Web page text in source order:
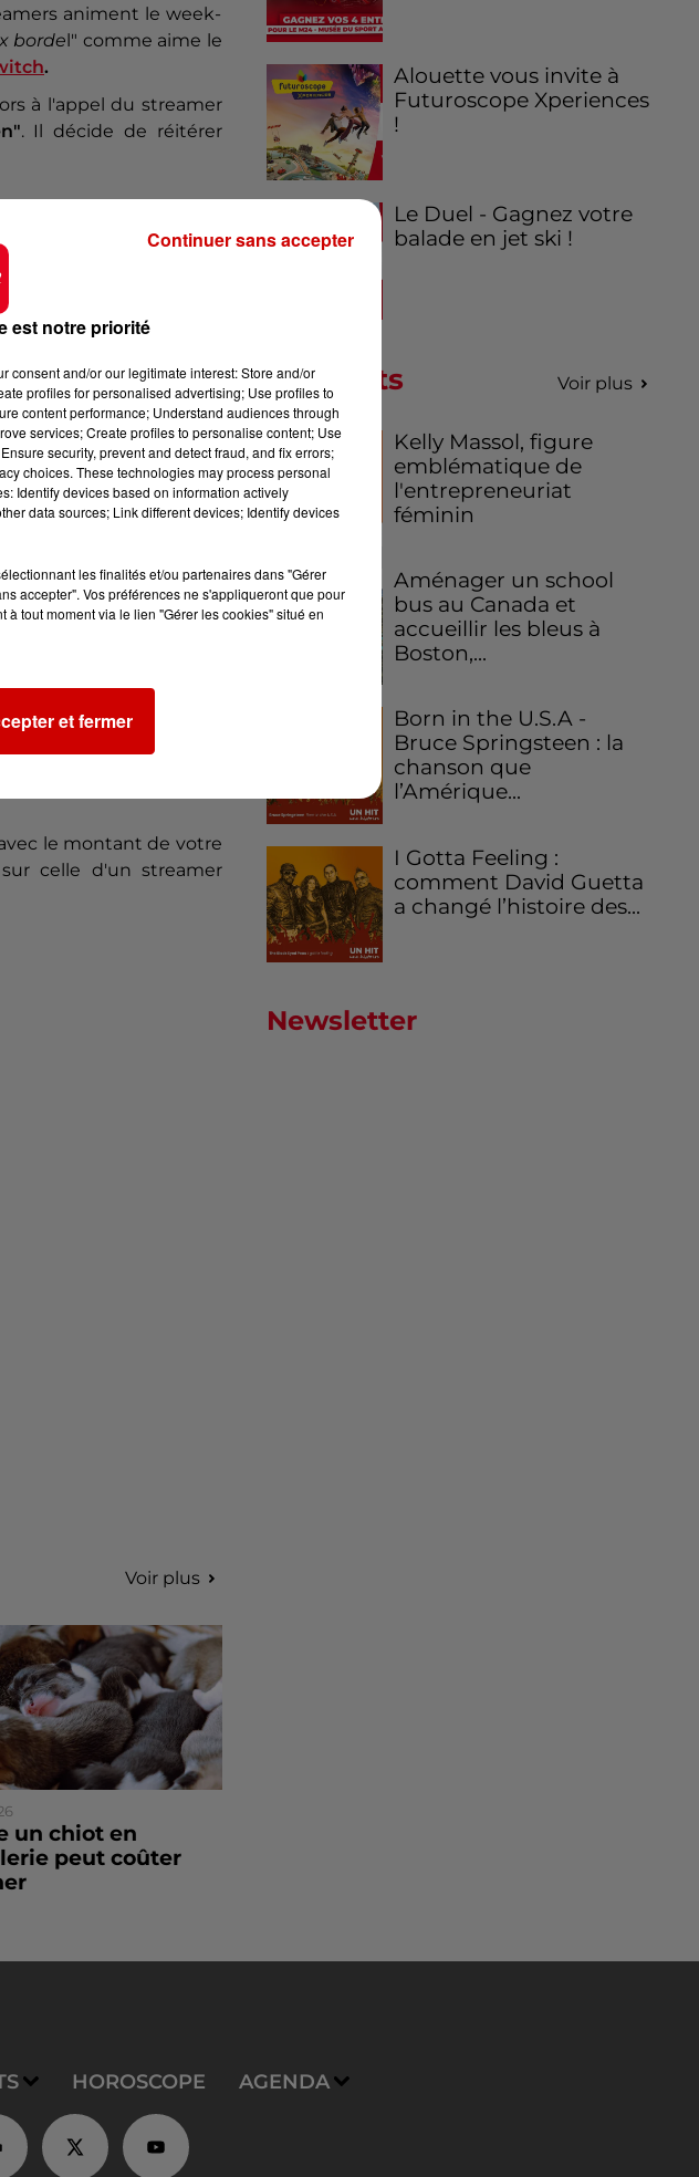
animent le week-
bordel" comme aime le
.
à l'appel du streamer
. Il décide de réitérer
du million d'euros est
le statut de plus grand
Macron, félicite
d'organisations
à "la polarisation des
plus loin, toujours plus
supplémentaires en
la plateforme Twitch,
le montant de votre
celle d'un streamer
Alouette vous invite à
Futuroscope Xperiences
!
Le Duel - Gagnez votre
balade en jet ski !
Podcasts Voir plus
Kelly Massol, figure
emblématique de
l'entrepreneuriat
féminin
Aménager un school
bus au Canada et
accueillir les bleus à
Boston,...
Born in the U.S.A -
Bruce Springsteen : la
chanson que
l’Amérique...
I Gotta Feeling :
comment David Guetta
a changé l’histoire des...
Newsletter
Voir plus
un chiot en
peut coûter
HOROSCOPE AGENDA
est notre priorité
consent and/or our legitimate interest: Store and/or
profiles for personalised advertising; Use profiles to
content performance; Understand audiences through
services; Create profiles to personalise content; Use
security, prevent and detect fraud, and fix errors;
choices. These technologies may process personal
Identify devices based on information actively
data sources; Link different devices; Identify devices
les finalités et/ou partenaires dans "Gérer
accepter". Vos préférences ne s'appliqueront que pour
tout moment via le lien "Gérer les cookies" situé en
et fermer
Continuer sans accepter